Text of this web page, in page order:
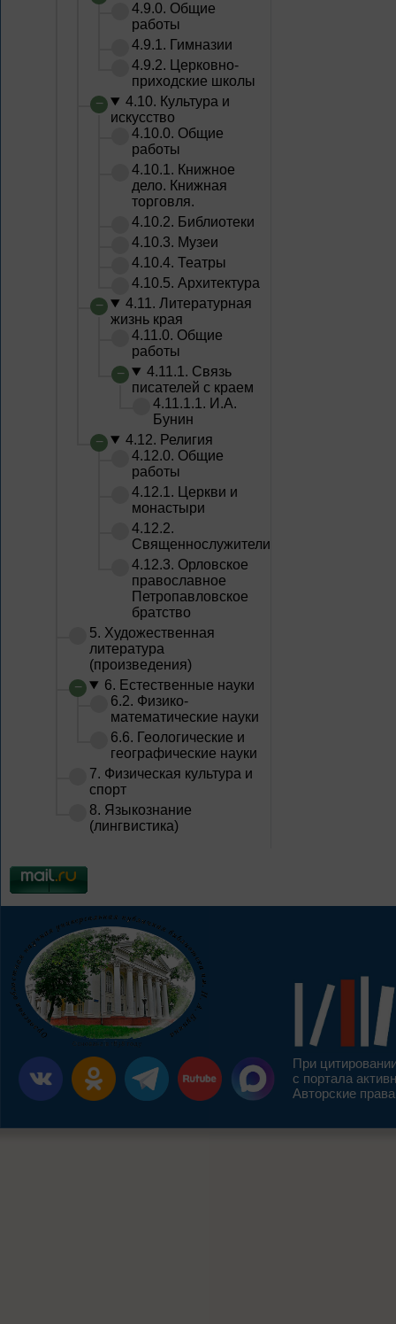
4.9.0. Общие
работы
4.9.1. Гимназии
4.9.2. Церковно-
приходские школы
4.10. Культура и
искусство
4.10.0. Общие
работы
4.10.1. Книжное
дело. Книжная
торговля.
4.10.2. Библиотеки
4.10.3. Музеи
4.10.4. Театры
4.10.5. Архитектура
4.11. Литературная
жизнь края
4.11.0. Общие
работы
4.11.1. Связь
писателей с краем
4.11.1.1. И.А.
Бунин
4.12. Религия
4.12.0. Общие
работы
4.12.1. Церкви и
монастыри
4.12.2.
Священнослужители
4.12.3. Орловское
православное
Петропавловское
братство
5. Художественная
литература
(произведения)
6. Естественные науки
6.2. Физико-
математические науки
6.6. Геологические и
географические науки
7. Физическая культура и
спорт
8. Языкознание
(лингвистика)
При
с портала
Авторские